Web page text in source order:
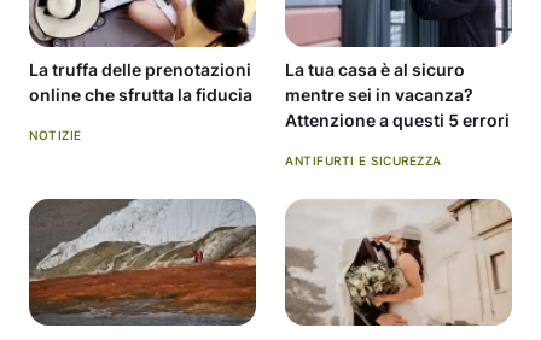
La truffa delle prenotazioni
online che sfrutta la fiducia
NOTIZIE
La tua casa è al sicuro
mentre sei in vacanza?
Attenzione a questi 5 errori
ANTIFURTI E SICUREZZA